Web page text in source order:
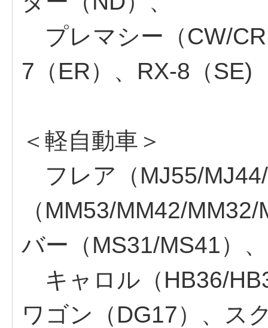
プレマシー（CW/
7（ER）、RX-8（SE)
＜軽自動車＞
フレア（MJ55/
（MM53/MM42/
バー（MS31/MS41）、
キャロル（HB36/
ワゴン（DG17）、ス